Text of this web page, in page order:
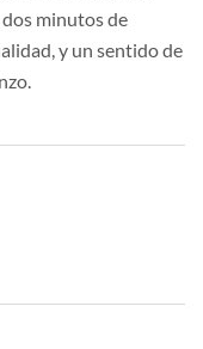
minutos de
y un sentido de